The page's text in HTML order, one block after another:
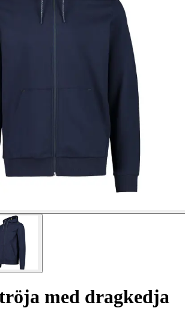
med dragkedja